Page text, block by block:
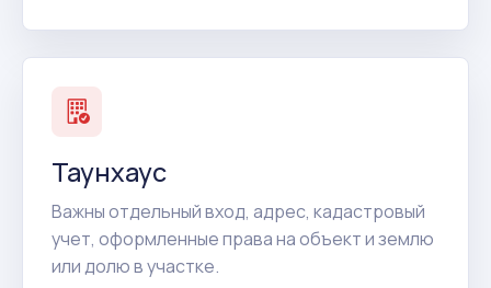
Таунхаус
Важны отдельный вход, адрес, кадастровый
учет, оформленные права на объект и землю
или долю в участке.